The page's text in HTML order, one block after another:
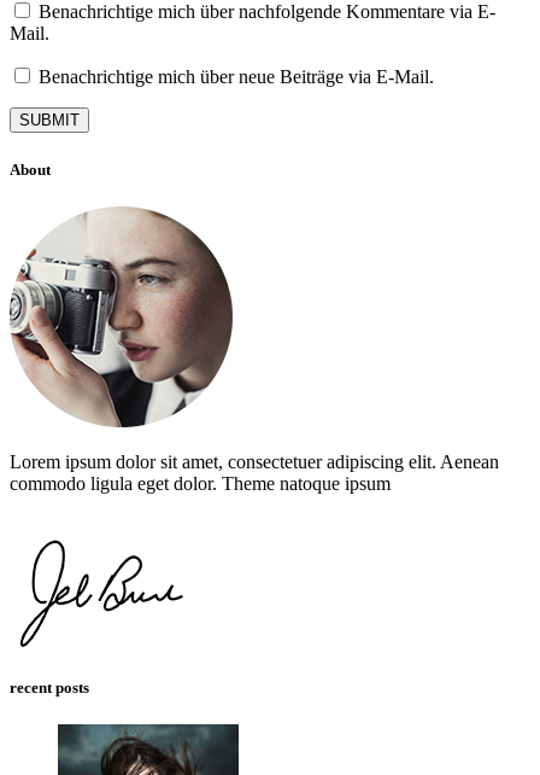
Benachrichtige mich über nachfolgende Kommentare via E-
Mail.
Benachrichtige mich über neue Beiträge via E-Mail.
About
Lorem ipsum dolor sit amet, consectetuer adipiscing elit. Aenean
commodo ligula eget dolor. Theme natoque ipsum
recent posts